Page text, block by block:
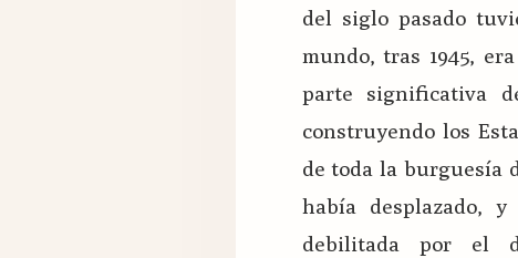
del siglo pasado
mundo, tras 1945,
parte significativa
construyendo los
de toda la burguesía
había desplazado,
debilitada por el